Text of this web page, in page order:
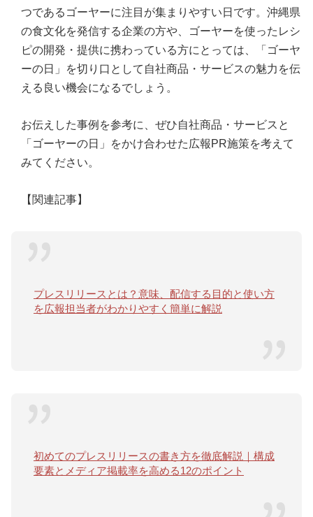
つであるゴーヤーに注目が集まりやすい日です。沖縄県
の食文化を発信する企業の方や、ゴーヤーを使ったレシ
ピの開発・提供に携わっている方にとっては、「ゴーヤ
ーの日」を切り口として自社商品・サービスの魅力を伝
える良い機会になるでしょう。
お伝えした事例を参考に、ぜひ自社商品・サービスと
「ゴーヤーの日」をかけ合わせた広報PR施策を考えて
みてください。
【関連記事】
プレスリリースとは？意味、配信する目的と使い方
を広報担当者がわかりやすく簡単に解説
初めてのプレスリリースの書き方を徹底解説｜構成
要素とメディア掲載率を高める12のポイント